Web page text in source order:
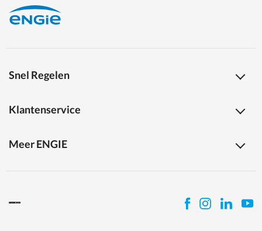
Snel Regelen
Klantenservice
Meer ENGIE